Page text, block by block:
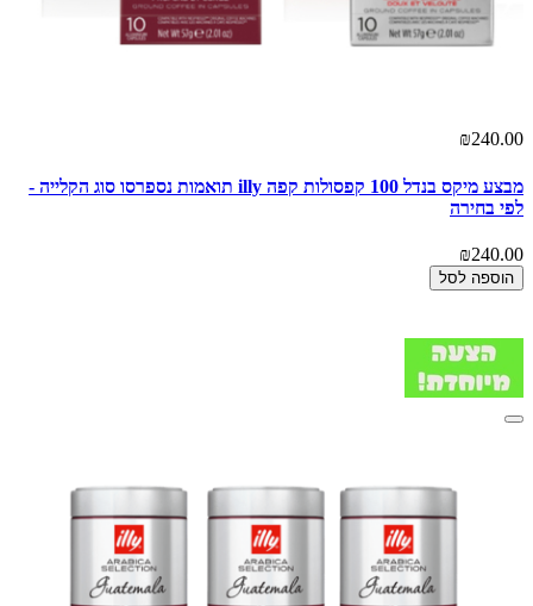
₪240.00
מבצע מיקס בנדל 100 קפסולות קפה illy תואמות נספרסו סוג הקלייה -
לפי בחירה
₪240.00
הוספה לסל